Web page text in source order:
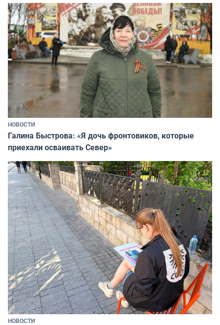
НОВОСТИ
Галина Быстрова: «Я дочь фронтовиков, которые
приехали осваивать Север»
НОВОСТИ